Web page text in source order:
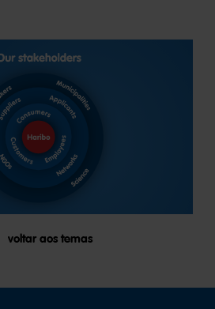
voltar aos temas